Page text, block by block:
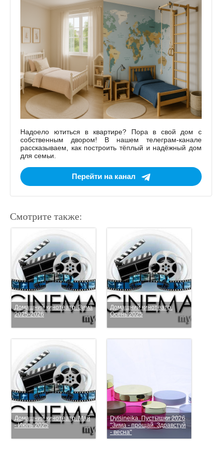
Надоело ютиться в квартире? Пора в свой дом с
собственным двором! В нашем телеграм-канале
рассказываем, как построить тёплый и надёжный дом
для семьи.
Перейти на канал
Смотрите также:
Домашний кинотеатр. Зима
2025-2026
Домашний кинотеатр.
Осень 2025
Домашний кинотеатр. Май
- Июль 2025
Dylsineika. Пустышки 2026
"Зима - прощай. Здравстуй
- весна"